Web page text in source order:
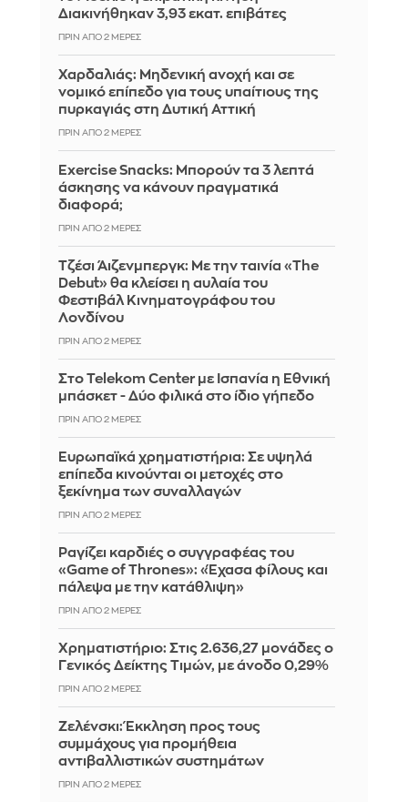
Διακινήθηκαν 3,93 εκατ. επιβάτες
ΠΡΙΝ ΑΠΌ 2 ΜΈΡΕΣ
Χαρδαλιάς: Μηδενική ανοχή και σε
νομικό επίπεδο για τους υπαίτιους της
πυρκαγιάς στη Δυτική Αττική
ΠΡΙΝ ΑΠΌ 2 ΜΈΡΕΣ
Exercise Snacks: Μπορούν τα 3 λεπτά
άσκησης να κάνουν πραγματικά
διαφορά;
ΠΡΙΝ ΑΠΌ 2 ΜΈΡΕΣ
Τζέσι Άιζενμπεργκ: Με την ταινία «The
Debut» θα κλείσει η αυλαία του
Φεστιβάλ Κινηματογράφου του
Λονδίνου
ΠΡΙΝ ΑΠΌ 2 ΜΈΡΕΣ
Στο Telekom Center με Ισπανία η Εθνική
μπάσκετ - Δύο φιλικά στο ίδιο γήπεδο
ΠΡΙΝ ΑΠΌ 2 ΜΈΡΕΣ
Ευρωπαϊκά χρηματιστήρια: Σε υψηλά
επίπεδα κινούνται οι μετοχές στο
ξεκίνημα των συναλλαγών
ΠΡΙΝ ΑΠΌ 2 ΜΈΡΕΣ
Ραγίζει καρδιές ο συγγραφέας του
«Game of Thrones»: «Έχασα φίλους και
πάλεψα με την κατάθλιψη»
ΠΡΙΝ ΑΠΌ 2 ΜΈΡΕΣ
Χρηματιστήριο: Στις 2.636,27 μονάδες ο
Γενικός Δείκτης Τιμών, με άνοδο 0,29%
ΠΡΙΝ ΑΠΌ 2 ΜΈΡΕΣ
Ζελένσκι: Έκκληση προς τους
συμμάχους για προμήθεια
αντιβαλλιστικών συστημάτων
ΠΡΙΝ ΑΠΌ 2 ΜΈΡΕΣ